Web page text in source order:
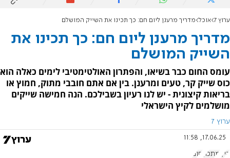
ערוץ 7 אוכל מדריך מרענן ליום חם: כך תכינו את השייק המושלם
מדריך מרענן ליום חם: כך תכינו את
השייק המושלם
עומס החום כבר בשיאו, והפתרון האולטימטיבי לימים כאלה הוא
כוס שייק קר, טעים ומרענן. בין אם אתם חובבי מתוק, חמוץ או
בריאות קיצונית - יש לנו רעיון בשבילכם. הנה חמישה שייקים
מושלמים לקיץ הישראלי
ערוץ 7
17.06.25, 11:58
קיץ מתכון חום